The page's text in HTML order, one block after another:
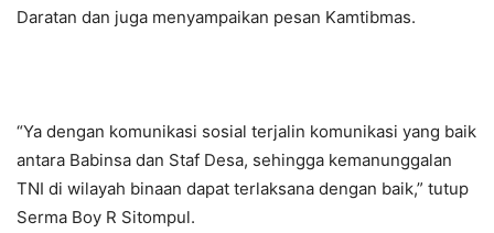
Daratan dan juga menyampaikan pesan Kamtibmas.
“Ya dengan komunikasi sosial terjalin komunikasi yang baik
antara Babinsa dan Staf Desa, sehingga kemanunggalan
TNI di wilayah binaan dapat terlaksana dengan baik,” tutup
Serma Boy R Sitompul.